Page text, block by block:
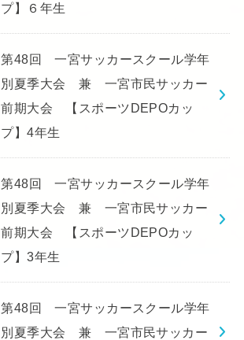
プ】６年生
第48回 一宮サッカースクール学年
別夏季大会 兼 一宮市民サッカー
前期大会 【スポーツDEPOカッ
プ】4年生
第48回 一宮サッカースクール学年
別夏季大会 兼 一宮市民サッカー
前期大会 【スポーツDEPOカッ
プ】3年生
第48回 一宮サッカースクール学年
別夏季大会 兼 一宮市民サッカー